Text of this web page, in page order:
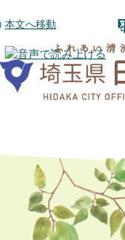
本文へ移動